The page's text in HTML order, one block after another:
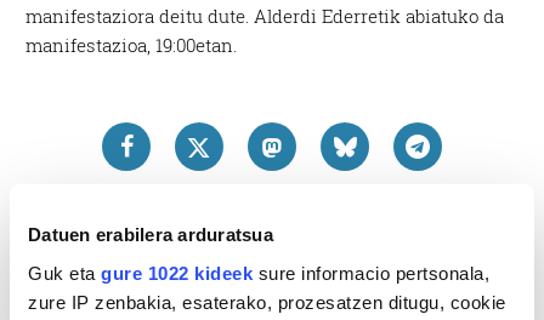
Datuen erabilera arduratsua
Guk eta gure 1022 kideek sure informacio pertsonala,
zure IP zenbakia, esaterako, prozesatzen ditugu, cookie
manifestaziora deitu dute. Alderdi Ederretik abiatuko da
manifestazioa, 19:00etan.